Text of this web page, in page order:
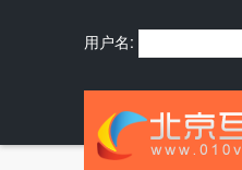
用户名: